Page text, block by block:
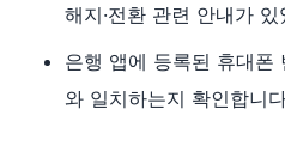
해지·전환 관련 안내가
은행 앱에 등록된 휴대폰
와 일치하는지 확인합니